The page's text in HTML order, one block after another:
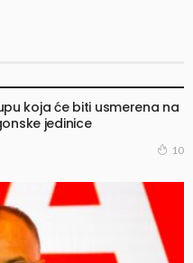
koja će biti usmerena na
jedinice
10